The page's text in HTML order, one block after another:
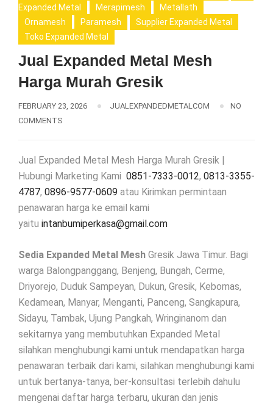
Expanded Metal
Merapimesh
Metallath
Ornamesh
Paramesh
Supplier Expanded Metal
Toko Expanded Metal
Jual Expanded Metal Mesh
Harga Murah Gresik
FEBRUARY 23, 2026 JUALEXPANDEDMETALCOM
NO
COMMENTS
Jual Expanded Metal Mesh Harga Murah Gresik |
Hubungi Marketing Kami 0851-7333-0012, 0813-3355-
4787, 0896-9577-0609 atau Kirimkan permintaan
penawaran harga ke email kami
yaitu intanbumiperkasa@gmail.com
Sedia Expanded Metal Mesh Gresik Jawa Timur. Bagi
warga Balongpanggang, Benjeng, Bungah, Cerme,
Driyorejo, Duduk Sampeyan, Dukun, Gresik, Kebomas,
Kedamean, Manyar, Menganti, Panceng, Sangkapura,
Sidayu, Tambak, Ujung Pangkah, Wringinanom dan
sekitarnya yang membutuhkan Expanded Metal
silahkan menghubungi kami untuk mendapatkan harga
penawaran terbaik dari kami, silahkan menghubungi kami
untuk bertanya-tanya, ber-konsultasi terlebih dahulu
mengenai daftar harga terbaru, ukuran dan jenis